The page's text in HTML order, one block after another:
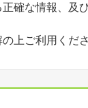
確な情報、及
上ご利用くださ